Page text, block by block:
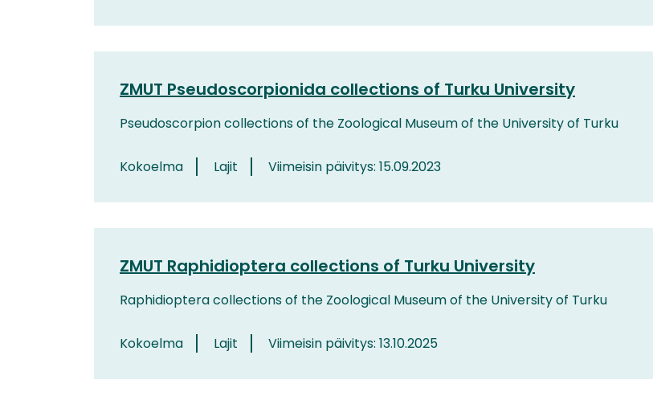
ZMUT Pseudoscorpionida collections of Turku University
Pseudoscorpion collections of the Zoological Museum of the University of Turku
Kokoelma Lajit Viimeisin päivitys: 15.09.2023
ZMUT Raphidioptera collections of Turku University
Raphidioptera collections of the Zoological Museum of the University of Turku
Kokoelma Lajit Viimeisin päivitys: 13.10.2025